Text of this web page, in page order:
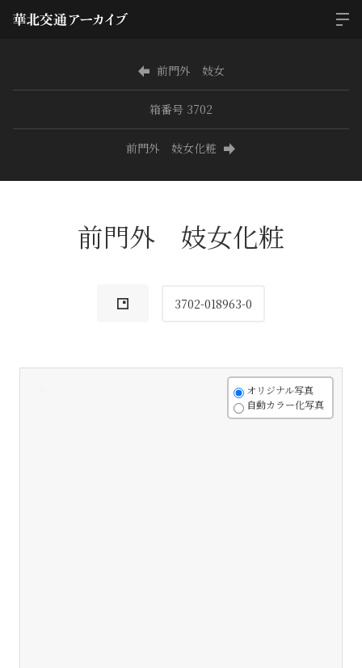
前門外 妓女
箱番号 3702
前門外 妓女化粧
前門外 妓女化粧
3702-018963-0
オリジナル写真
自動カラー化写真